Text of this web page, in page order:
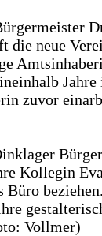
die neue
Jahre
zuvor
Kollegin
Büro
Vollmer)